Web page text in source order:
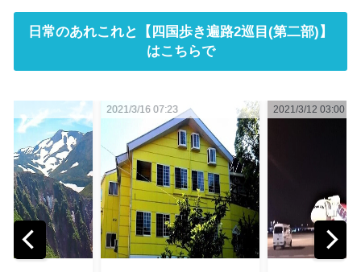
日常のあれこれと【四国歩き遍路2巡目(第二部)】
はこちらで
2021/3/12 03:00 2021/2/22 02:40